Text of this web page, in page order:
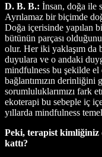
D. B. B.: İnsan, doğa ile
Ayrılamaz bir biçimde
Doğa içerisinde yapılan
bütünün parçası
olur. Her iki yaklaşım da
duyulara ve o andaki
mindfulness bu şekilde el
bağlantımızın
sorumluluklarımızı fark
ekoterapi bu sebeple iç
yıllarda mindfulness
Peki, terapist kimliğiniz
kattı?